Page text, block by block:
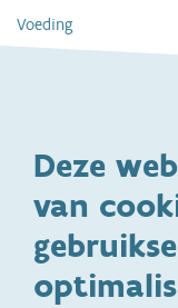
Deze
van
Voeding
Ontwikkeling en
Specifieke
ondersteuningsbehoefte
Zwangerschap en